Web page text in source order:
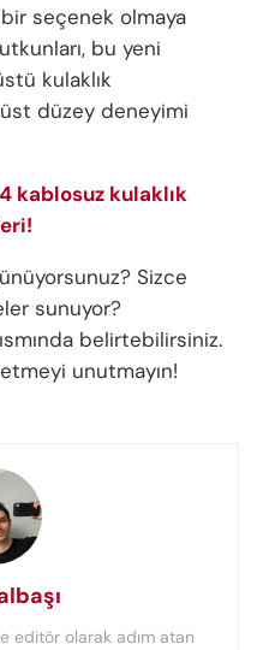
bir seçenek olmaya
bu yeni
kulaklık
düzey deneyimi
kablosuz kulaklık
Sizce
sunuyor?
belirtebilirsiniz.
unutmayın!
editör olarak adım atan